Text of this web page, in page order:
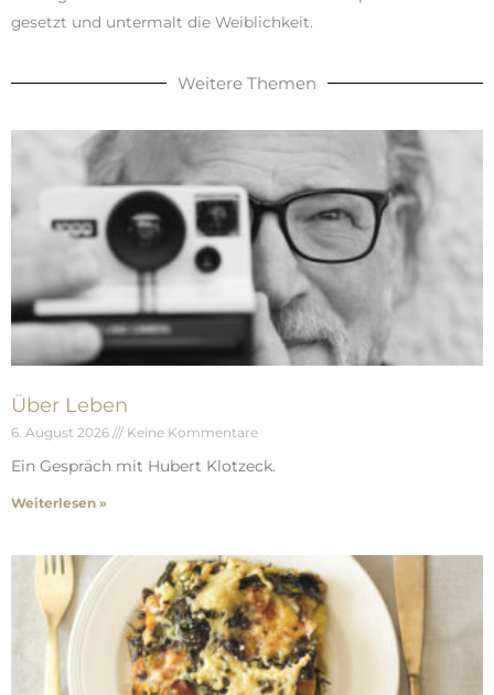
gesetzt und untermalt die Weiblichkeit.
Weitere Themen
Über Leben
6. August 2026 Keine Kommentare
Ein Gespräch mit Hubert Klotzeck.
Weiterlesen »